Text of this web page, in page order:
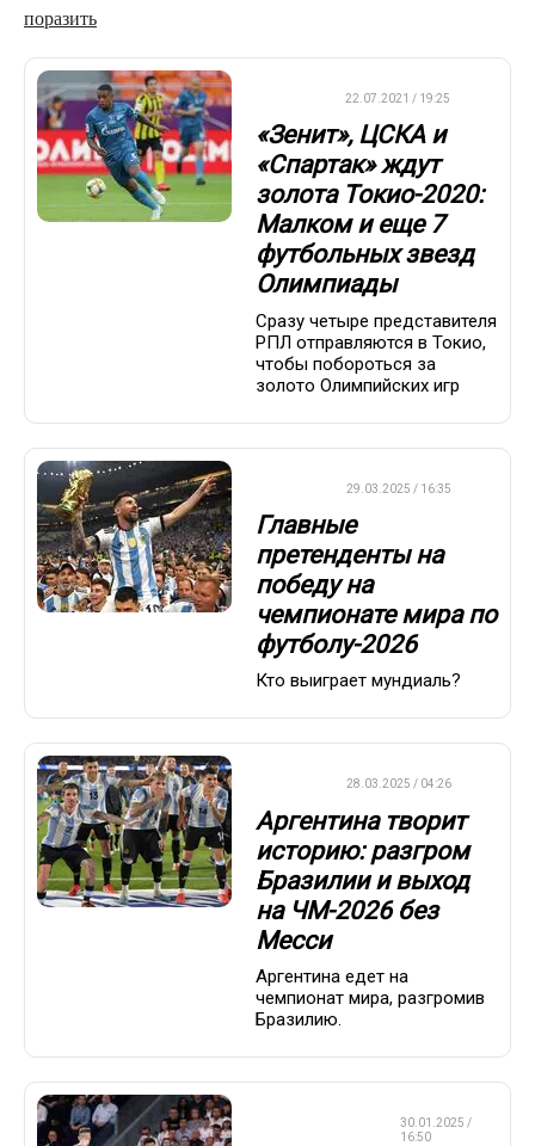
поразить
22.07.2021 / 19:25
«Зенит», ЦСКА и
«Спартак» ждут
золота Токио-2020:
Малком и еще 7
футбольных звезд
Олимпиады
Сразу четыре представителя
РПЛ отправляются в Токио,
чтобы побороться за
золото Олимпийских игр
29.03.2025 / 16:35
Главные
претенденты на
победу на
чемпионате мира по
футболу-2026
Кто выиграет мундиаль?
28.03.2025 / 04:26
Аргентина творит
историю: разгром
Бразилии и выход
на ЧМ-2026 без
Месси
Аргентина едет на
чемпионат мира, разгромив
Бразилию.
30.01.2025 /
16:50